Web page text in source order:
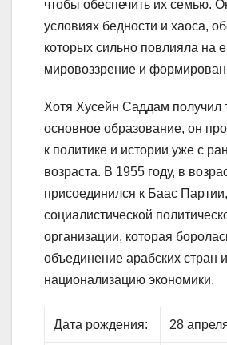
чтобы обеспечить их семью.
условиях бедности и хаоса,
которых сильно повлияла на
мировоззрение и
Хотя Хусейн Саддам получил
основное образование, он
к политике и истории уже с
возраста. В 1955 году, в
присоединился к Баас Партии,
социалистической
организации, которая
объединение арабских стран и
национализацию экономики.
Дата рождения: 28